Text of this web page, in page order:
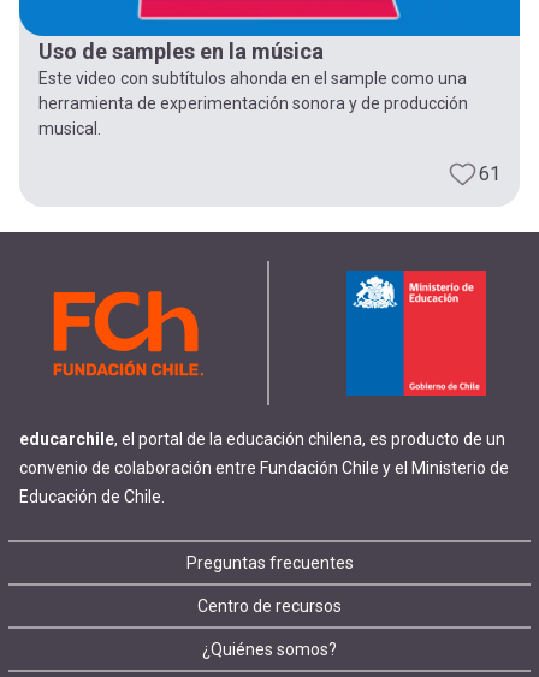
Uso de samples en la música
Este video con subtítulos ahonda en el sample como una
herramienta de experimentación sonora y de producción
musical.
61
educarchile, el portal de la educación chilena, es producto de un
convenio de colaboración entre Fundación Chile y el Ministerio de
Educación de Chile.
Footer
menu
Preguntas frecuentes
Centro de recursos
¿Quiénes somos?